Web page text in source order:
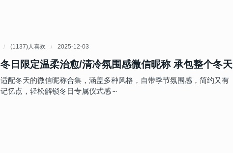
(1137)人喜欢 2025-12-03
冬日限定温柔治愈/清冷氛围感微信昵称 承包整个冬天
适配冬天的微信昵称合集，涵盖多种风格，自带季节氛围感，简约又有
记忆点，轻松解锁冬日专属仪式感～